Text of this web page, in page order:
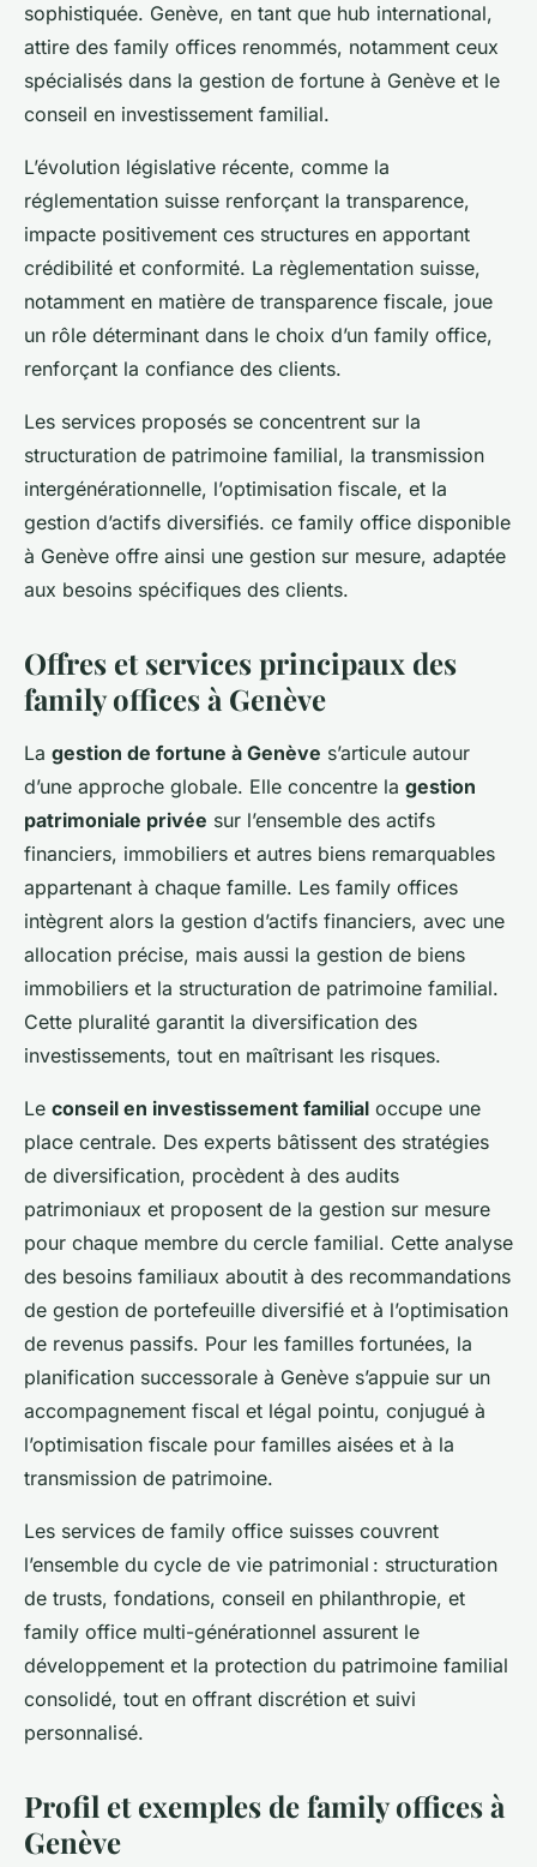
sophistiquée. Genève, en tant que hub international,
attire des family offices renommés, notamment ceux
spécialisés dans la gestion de fortune à Genève et le
conseil en investissement familial.
L’évolution législative récente, comme la
réglementation suisse renforçant la transparence,
impacte positivement ces structures en apportant
crédibilité et conformité. La règlementation suisse,
notamment en matière de transparence fiscale, joue
un rôle déterminant dans le choix d’un family office,
renforçant la confiance des clients.
Les services proposés se concentrent sur la
structuration de patrimoine familial, la transmission
intergénérationnelle, l’optimisation fiscale, et la
gestion d’actifs diversifiés. ce family office disponible
à Genève offre ainsi une gestion sur mesure, adaptée
aux besoins spécifiques des clients.
Offres et services principaux des
family offices à Genève
La gestion de fortune à Genève s’articule autour
d’une approche globale. Elle concentre la gestion
patrimoniale privée sur l’ensemble des actifs
financiers, immobiliers et autres biens remarquables
appartenant à chaque famille. Les family offices
intègrent alors la gestion d’actifs financiers, avec une
allocation précise, mais aussi la gestion de biens
immobiliers et la structuration de patrimoine familial.
Cette pluralité garantit la diversification des
investissements, tout en maîtrisant les risques.
Le conseil en investissement familial occupe une
place centrale. Des experts bâtissent des stratégies
de diversification, procèdent à des audits
patrimoniaux et proposent de la gestion sur mesure
pour chaque membre du cercle familial. Cette analyse
des besoins familiaux aboutit à des recommandations
de gestion de portefeuille diversifié et à l’optimisation
de revenus passifs. Pour les familles fortunées, la
planification successorale à Genève s’appuie sur un
accompagnement fiscal et légal pointu, conjugué à
l’optimisation fiscale pour familles aisées et à la
transmission de patrimoine.
Les services de family office suisses couvrent
l’ensemble du cycle de vie patrimonial : structuration
de trusts, fondations, conseil en philanthropie, et
family office multi-générationnel assurent le
développement et la protection du patrimoine familial
consolidé, tout en offrant discrétion et suivi
personnalisé.
Profil et exemples de family offices à
Genève